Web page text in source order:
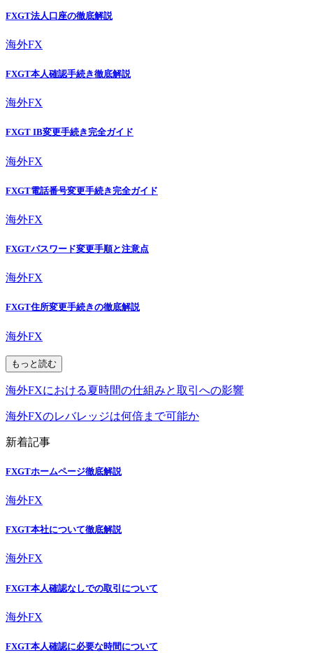
FXGT法人口座の徹底解説
海外FX
FXGT本人確認手続き徹底解説
海外FX
FXGT IB変更手続き完全ガイド
海外FX
FXGT電話番号変更手続き完全ガイド
海外FX
FXGTパスワード変更手順と注意点
海外FX
FXGT住所変更手続きの徹底解説
海外FX
もっと読む
海外FXにおける夏時間の仕組みと取引への影響
海外FXのレバレッジは何倍まで可能か
新着記事
FXGTホームページ徹底解説
海外FX
FXGT本社について徹底解説
海外FX
FXGT本人確認なしでの取引について
海外FX
FXGT本人確認に必要な時間について